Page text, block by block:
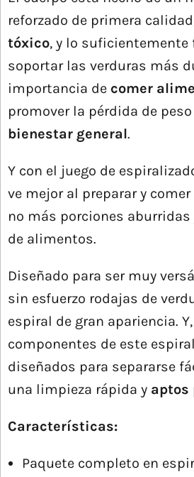
reforzado de primera
tóxico, y lo suficientemente
soportar las verduras más
importancia de comer
promover la pérdida de peso
bienestar general.
Y con el juego de
ve mejor al preparar y
no más porciones
de alimentos.
Diseñado para ser muy
sin esfuerzo rodajas de
espiral de gran apariencia.
componentes de este
diseñados para separarse
una limpieza rápida y aptos
Características:
Paquete completo en